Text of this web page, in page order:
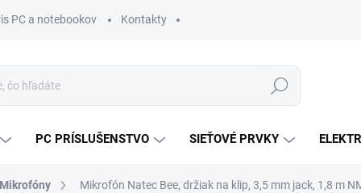
PC a notebookov Kontakty
Hľadať
PC PRÍSLUŠENSTVO SIEŤOVÉ PRVKY
Mikrofóny Mikrofón Natec Bee, držiak na klip, 3,5 mm jack, 1,8 m